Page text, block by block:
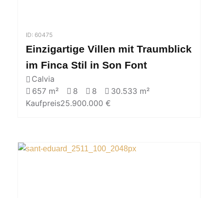
ID: 60475
Einzigartige Villen mit Traumblick
im Finca Stil in Son Font
Calvia
657 m²
8 8
30.533 m²
Kaufpreis25.900.000 €